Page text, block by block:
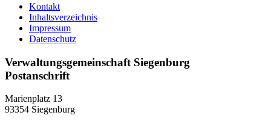
Kontakt
Inhaltsverzeichnis
Impressum
Datenschutz
Verwaltungsgemeinschaft Siegenburg
Postanschrift
Marienplatz 13
93354 Siegenburg